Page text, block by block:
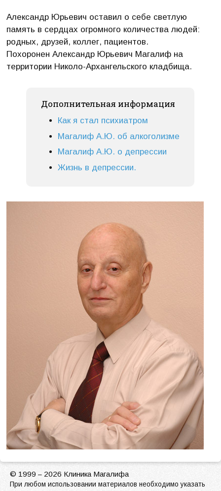
Александр Юрьевич оставил о себе светлую
память в сердцах огромного количества людей:
родных, друзей, коллег, пациентов.
Похоронен Александр Юрьевич Магалиф на
территории Николо-Архангельского кладбища.
Дополнительная информация
Как я стал психиатром
Магалиф А.Ю. об алкоголизме
Магалиф А.Ю. о депрессии
Жизнь в депрессии.
© 1999 – 2026 Клиника Магалифа
При любом использовании материалов необходимо указать